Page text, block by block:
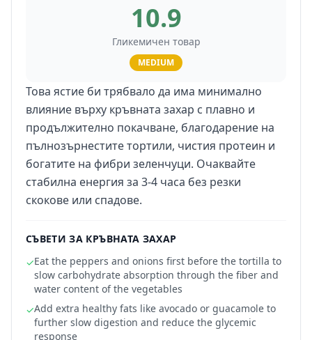
10.9
Гликемичен товар
MEDIUM
Това ястие би трябвало да има минимално
влияние върху кръвната захар с плавно и
продължително покачване, благодарение на
пълнозърнестите тортили, чистия протеин и
богатите на фибри зеленчуци. Очаквайте
стабилна енергия за 3-4 часа без резки
скокове или спадове.
СЪВЕТИ ЗА КРЪВНАТА ЗАХАР
✓Eat the peppers and onions first before the tortilla to
slow carbohydrate absorption through the fiber and
water content of the vegetables
✓Add extra healthy fats like avocado or guacamole to
further slow digestion and reduce the glycemic
response